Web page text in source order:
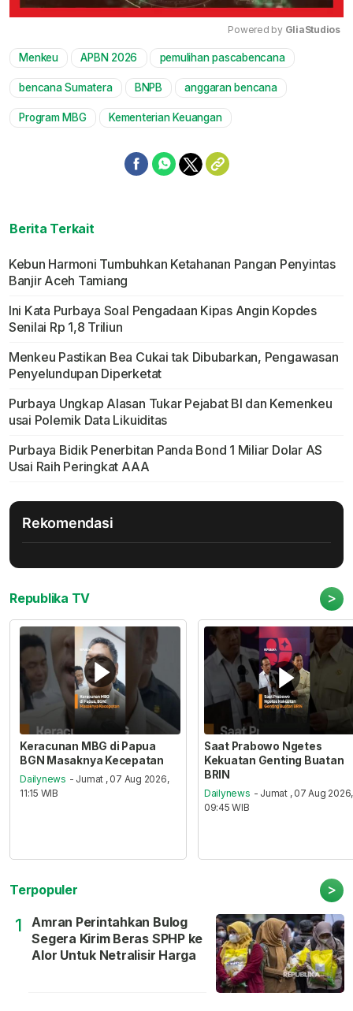
Mute
Powered by GliaStudios
Menkeu APBN 2026 pemulihan pascabencana
bencana Sumatera BNPB anggaran bencana
Program MBG Kementerian Keuangan
Berita Terkait
Kebun Harmoni Tumbuhkan Ketahanan Pangan Penyintas
Banjir Aceh Tamiang
Ini Kata Purbaya Soal Pengadaan Kipas Angin Kopdes
Senilai Rp 1,8 Triliun
Menkeu Pastikan Bea Cukai tak Dibubarkan, Pengawasan
Penyelundupan Diperketat
Purbaya Ungkap Alasan Tukar Pejabat BI dan Kemenkeu
usai Polemik Data Likuiditas
Purbaya Bidik Penerbitan Panda Bond 1 Miliar Dolar AS
Usai Raih Peringkat AAA
Rekomendasi
Republika TV >
Keracunan MBG di Papua
BGN Masaknya Kecepatan
Dailynews - Jumat , 07 Aug 2026,
11:15 WIB
Saat Prabowo Ngetes
Kekuatan Genting Buatan
BRIN
Dailynews - Jumat , 07 Aug 2026,
09:45 WIB
Terpopuler >
1
Amran Perintahkan Bulog
Segera Kirim Beras SPHP ke
Alor Untuk Netralisir Harga